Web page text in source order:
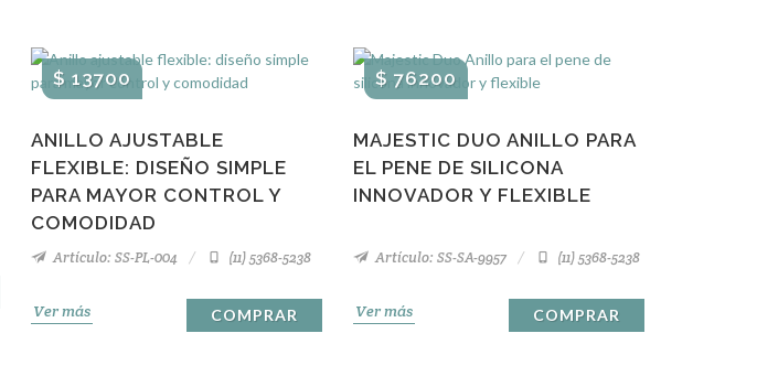
ANILLO AJUSTABLE
FLEXIBLE: DISEÑO SIMPLE
PARA MAYOR CONTROL Y
COMODIDAD
$ 13700
Artículo: SS-PL-004 (11) 5368-5238
Ver más COMPRAR
MAJESTIC DUO ANILLO PARA
EL PENE DE SILICONA
INNOVADOR Y FLEXIBLE
$ 76200
Artículo: SS-SA-9957 (11) 5368-5238
Ver más COMPRAR